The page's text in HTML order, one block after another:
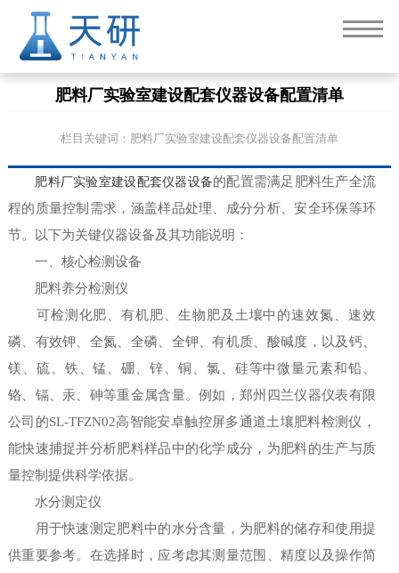
肥料厂实验室建设配套仪器设备配置清单
栏目关键词：肥料厂实验室建设配套仪器设备配置清单
肥料厂实验室建设配套仪器设备的配置需满足肥料生产全流
程的质量控制需求，涵盖样品处理、成分分析、安全环保等环
节。以下为关键仪器设备及其功能说明：
一、核心检测设备
肥料养分检测仪
可检测化肥、有机肥、生物肥及土壤中的速效氮、速效
磷、有效钾、全氮、全磷、全钾、有机质、酸碱度，以及钙、
镁、硫、铁、锰、硼、锌、铜、氯、硅等中微量元素和铅、
铬、镉、汞、砷等重金属含量。例如，郑州四兰仪器仪表有限
公司的SL-TFZN02高智能安卓触控屏多通道土壤肥料检测仪，
能快速捕捉并分析肥料样品中的化学成分，为肥料的生产与质
量控制提供科学依据。
水分测定仪
用于快速测定肥料中的水分含量，为肥料的储存和使用提
供重要参考。在选择时，应考虑其测量范围、精度以及操作简